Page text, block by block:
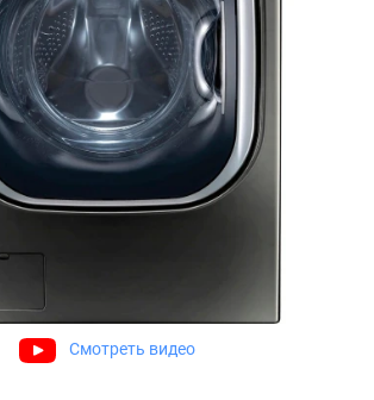
Смотреть видео